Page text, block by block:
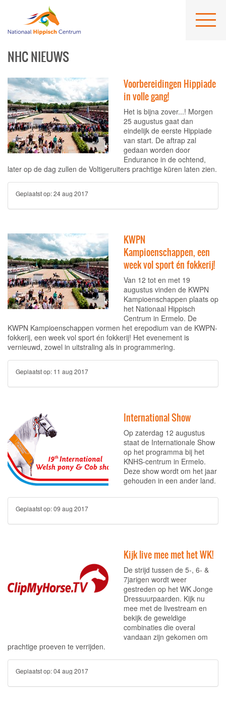
NHC NIEUWS
Voorbereidingen Hippiade
in volle gang!
Het is bijna zover...! Morgen
25 augustus gaat dan
eindelijk de eerste Hippiade
van start. De aftrap zal
gedaan worden door
Endurance in de ochtend,
later op de dag zullen de Voltigeruiters prachtige küren laten zien.
Geplaatst op:24 aug 2017
KWPN
Kampioenschappen, een
week vol sport én fokkerij!
Van 12 tot en met 19
augustus vinden de KWPN
Kampioenschappen plaats op
het Nationaal Hippisch
Centrum in Ermelo. De
KWPN Kampioenschappen vormen het erepodium van de KWPN-
fokkerij, een week vol sport én fokkerij! Het evenement is
vernieuwd, zowel in uitstraling als in programmering.
Geplaatst op: 11 aug 2017
International Show
Op zaterdag 12 augustus
staat de Internationale Show
op het programma bij het
KNHS-centrum in Ermelo.
Deze show wordt om het jaar
gehouden in een ander land.
Geplaatst op:09 aug 2017
Kijk live mee met het WK!
De strijd tussen de 5-, 6- &
7jarigen wordt weer
gestreden op het WK Jonge
Dressuurpaarden. Kijk nu
mee met de livestream en
bekijk de geweldige
combinaties die overal
vandaan zijn gekomen om
prachtige proeven te verrijden.
Geplaatst op:04 aug 2017